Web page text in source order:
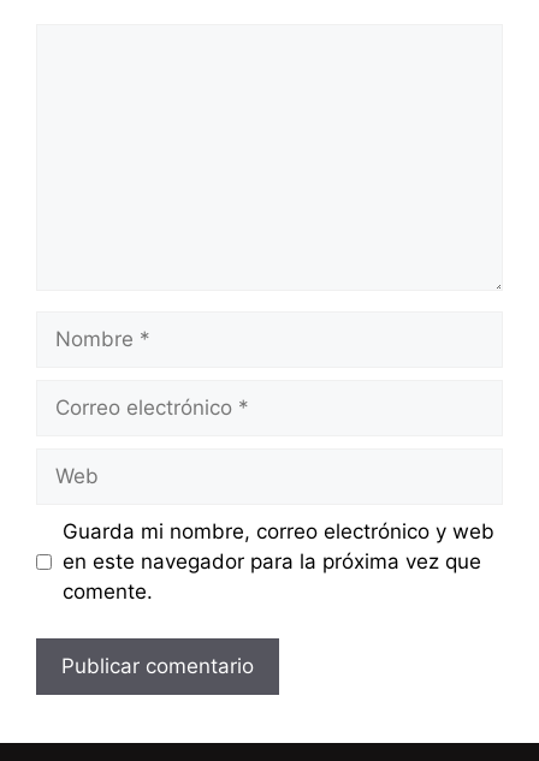
Nombre
Correo
Web
Guarda mi nombre, correo electrónico y web
en este navegador para la próxima vez que
comente.